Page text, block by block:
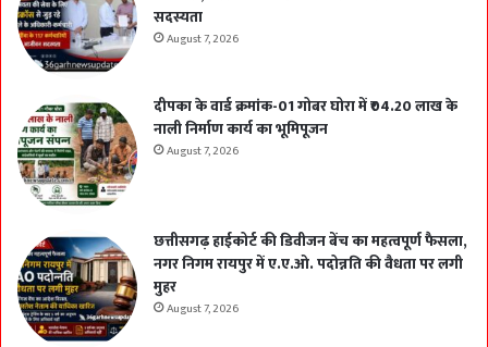
सदस्यता
August 7, 2026
दीपका के वार्ड क्रमांक-01 गोबर घोरा में ₹04.20 लाख के
नाली निर्माण कार्य का भूमिपूजन
August 7, 2026
छत्तीसगढ़ हाईकोर्ट की डिवीजन बेंच का महत्वपूर्ण फैसला,
नगर निगम रायपुर में ए.ए.ओ. पदोन्नति की वैधता पर लगी
मुहर
August 7, 2026